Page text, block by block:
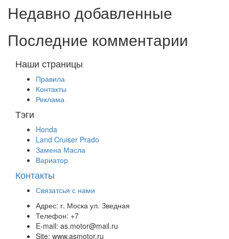
Недавно добавленные
Последние комментарии
Наши страницы
Правила
Контакты
Реклама
Тэги
Honda
Land Cruiser Prado
Замена Масла
Вариатор
Контакты
Связатсья с нами
Адрес: г. Моска ул. Зведная
Телефон: +7
E-mail: as.motor@mail.ru
Site: www.asmotor.ru